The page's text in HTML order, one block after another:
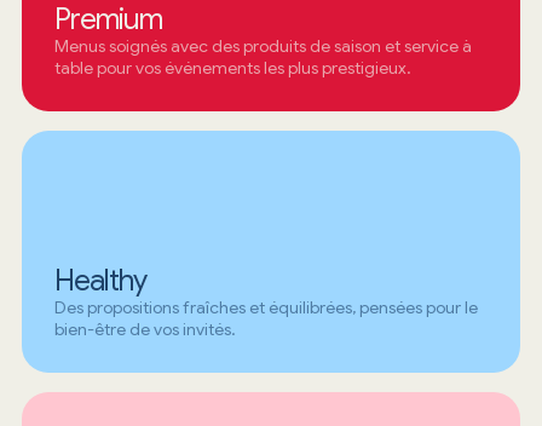
Premium
Menus soignés avec des produits de saison et service à
table pour vos événements les plus prestigieux.
Healthy
Des propositions fraîches et équilibrées, pensées pour le
bien-être de vos invités.